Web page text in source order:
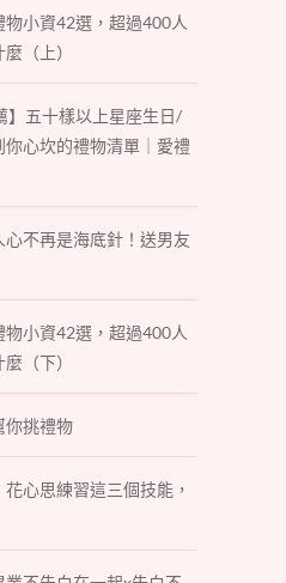
物小資42選，超過400人
（上）
】五十樣以上星座生日/
心坎的禮物清單｜愛禮
心不再是海底針！送男友
物小資42選，超過400人
（下）
你挑禮物
心思練習這三個技能，